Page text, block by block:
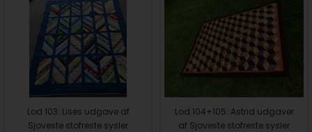
Lod 103: Lises udgave af
Sjoveste stofreste sysler
Lod 104+105: Astrid udgaver
af Sjoveste stofreste sysler